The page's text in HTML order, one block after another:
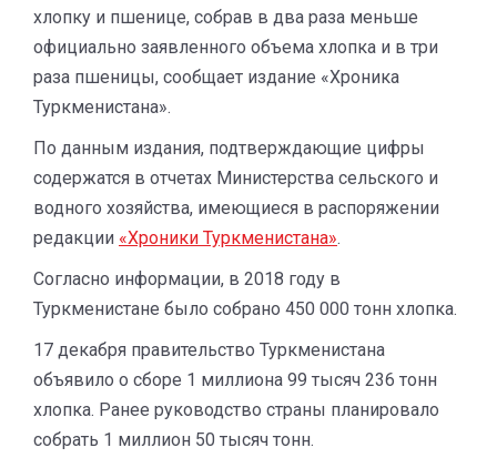
хлопку и пшенице, собрав в два раза меньше
официально заявленного объема хлопка и в три
раза пшеницы, сообщает издание «Хроника
Туркменистана».
По данным издания, подтверждающие цифры
содержатся в отчетах Министерства сельского и
водного хозяйства, имеющиеся в распоряжении
редакции «Хроники Туркменистана».
Согласно информации, в 2018 году в
Туркменистане было собрано 450 000 тонн хлопка.
17 декабря правительство Туркменистана
объявило о сборе 1 миллиона 99 тысяч 236 тонн
хлопка. Ранее руководство страны планировало
собрать 1 миллион 50 тысяч тонн.